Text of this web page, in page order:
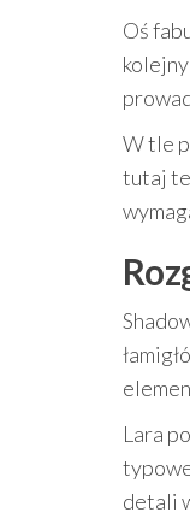
Oś
W tle
tutaj
Lara
detali